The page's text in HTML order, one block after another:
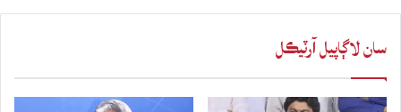
سان لاڳاپيل آرٽيڪل